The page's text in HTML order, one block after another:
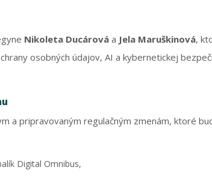
Nikoleta Ducárová a Jela Maruškinová,
osobných údajov, AI a kybernetickej
a pripravovaným regulačným zmenám, ktoré
Digital Omnibus,